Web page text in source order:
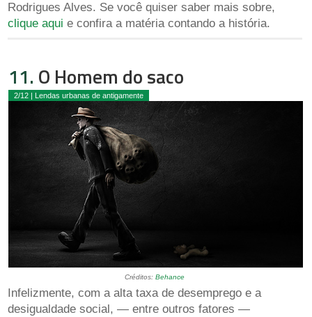
Rodrigues Alves. Se você quiser saber mais sobre,
clique aqui e confira a matéria contando a história.
11. O Homem do saco
2/12 | Lendas urbanas de antigamente
Créditos:Behance
Infelizmente, com a alta taxa de desemprego e a
desigualdade social, — entre outros fatores —